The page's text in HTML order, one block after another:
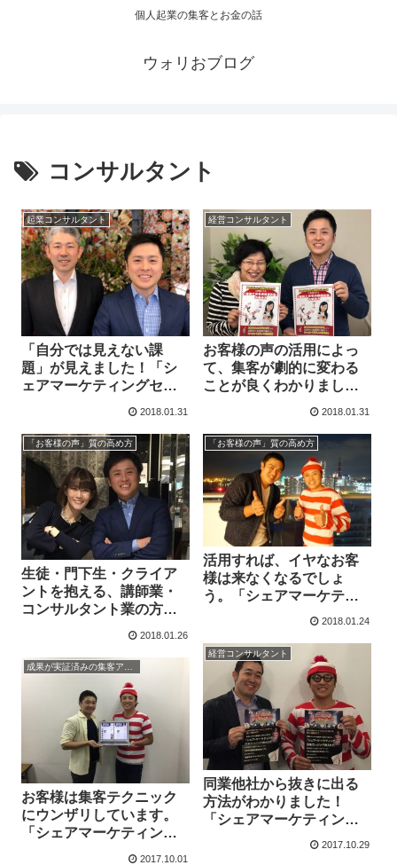
個人起業の集客とお金の話
ウォリおブログ
コンサルタント
起業コンサルタント
「自分では見えない課
題」が見えました！「シ
ェアマーケティングセッ
2018.01.31
経営コンサルタント
お客様の声の活用によっ
て、集客が劇的に変わる
ことが良くわかりまし
ングセミナー」お客様の
声
2018.01.31
「お客様の声」質の高め方
生徒・門下生・クライア
ントを抱える、講師業・
コンサルタント業の方
メいたします。「シェア
マーケティングセミナ
2018.01.26
「お客様の声」質の高め方
活用すれば、イヤなお客
様は来なくなるでしょ
う。「シェアマーケティ
ングセミナー」主催者の
2018.01.24
経営コンサルタント
同業他社から抜きに出る
方法がわかりました！
「シェアマーケティング
セミナー」お客様の声
2017.10.29
お客様は集客テクニック
にウンザリしています。
「シェアマーケティング
セミナー」お客様の声
2017.10.01